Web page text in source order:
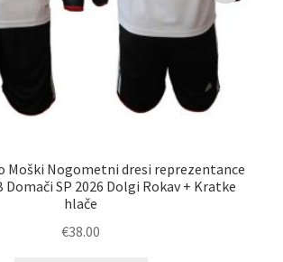
Moški Nogometni dresi reprezentance
Domači SP 2026 Dolgi Rokav + Kratke
hlače
€38.00